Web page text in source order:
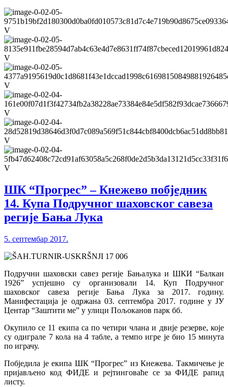
ШК “Прогрес” – Кнежево побједник
14. Купа Подручног шаховског савеза
регије Бања Лука
5. септембар 2017.
Подручни шаховски савез регије Бањалука и ШКИ “Балкан
1926” успјешно су организовали 14. Куп Подручног
шаховског савеза регије Бања Лука за 2017. годину.
Манифестација је одржана 03. септембра 2017. године у ЈУ
Центар “Заштити ме” у улици Пољоканов парк бб.
Окупило се 11 екипа са по четири члана и двије резерве, које
су одиграле 7 кола на 4 табле, а темпо игре је био 15 минута
по играчу.
Побједила је екипа ШК “Прогрес” из Кнежева. Такмичење је
пријављено код ФИДЕ и рејтинговаће се за ФИДЕ рапид
листу.